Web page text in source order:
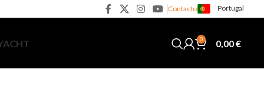
Contacto Portugal
0 0,00€